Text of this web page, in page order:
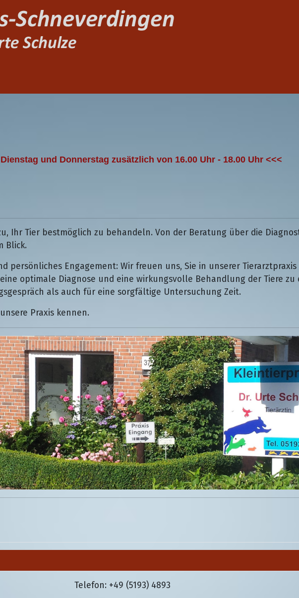
und Donnerstag zusätzlich von 16.00 Uhr - 18.00 Uhr <<<
Ihr Tier bestmöglich zu behandeln. Von der Beratung über die
Blick.
persönliches Engagement: Wir freuen uns, Sie in unserer
optimale Diagnose und eine wirkungsvolle Behandlung der Tiere
als auch für eine sorgfältige Untersuchung Zeit.
Praxis kennen.
Telefon: +49 (5193) 4893